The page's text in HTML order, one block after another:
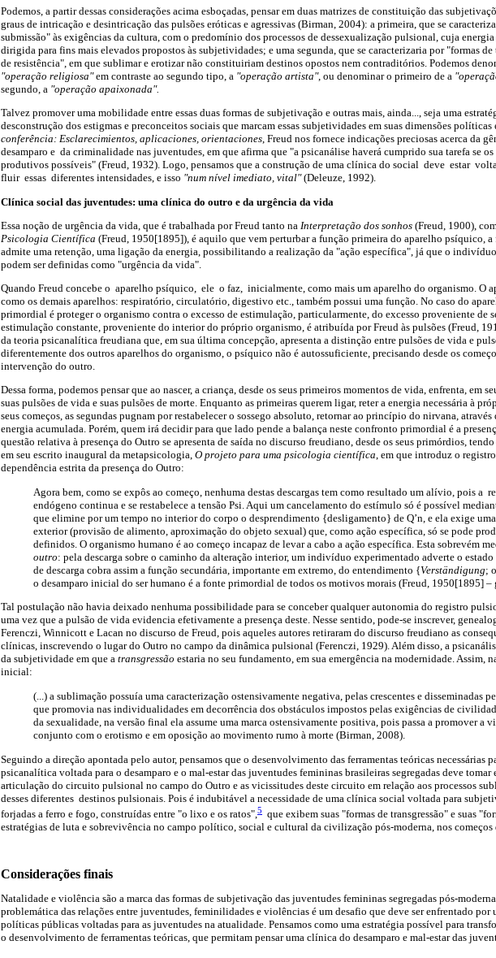
Podemos, a partir dessas considerações acima esboçadas, pensar em duas matrizes de constituição das
graus de intricação e desintricação das pulsões eróticas e agressivas (Birman, 2004): a primeira, que se
submissão" às exigências da cultura, com o predomínio dos processos de dessexualização pulsional, cuja energia
dirigida para fins mais elevados propostos às subjetividades; e uma segunda, que se caracterizaria por "formas
de resistência", em que sublimar e erotizar não constituiriam destinos opostos nem contraditórios. Podemos
"operação religiosa"em contraste ao segundo tipo, a "operação artista", ou denominar o primeiro de a
segundo, a "operação apaixonada".
Talvez promover uma mobilidade entre essas duas formas de subjetivação e outras mais, ainda..., seja uma
desconstrução dos estigmas e preconceitos sociais que marcam essas subjetividades em suas dimensões políticas
conferência: Esclarecimientos, aplicaciones, orientaciones, Freud nos fornece indicações preciosas acerca da
desamparo e da criminalidade nas juventudes, em que afirma que "a psicanálise haverá cumprido sua tarefa se
produtivos possíveis" (Freud, 1932). Logo, pensamos que a construção de uma clínica do social deve estar
fluir essas diferentes intensidades, e isso "num nível imediato, vital"(Deleuze, 1992).
Clínica social das juventudes: uma clínica do outro e da urgência da vida
Essa noção de urgência da vida, que é trabalhada por Freud tanto na Interpretação dos sonhos (Freud, 1900),
Psicologia Científica (Freud, 1950[1895]), é aquilo que vem perturbar a função primeira do aparelho psíquico, a
admite uma retenção, uma ligação da energia, possibilitando a realização da "ação específica", já que o
podem ser definidas como "urgência da vida".
Quando Freud concebe o aparelho psíquico, ele o faz, inicialmente, como mais um aparelho do organismo. O
como os demais aparelhos: respiratório, circulatório, digestivo etc., também possui uma função. No caso do
primordial é proteger o organismo contra o excesso de estimulação, particularmente, do excesso proveniente de
estimulação constante, proveniente do interior do próprio organismo, é atribuída por Freud às pulsões (Freud,
da teoria psicanalítica freudiana que, em sua última concepção, apresenta a distinção entre pulsões de vida e
diferentemente dos outros aparelhos do organismo, o psíquico não é autossuficiente, precisando desde os
intervenção do outro.
Dessa forma, podemos pensar que ao nascer, a criança, desde os seus primeiros momentos de vida, enfrenta, em
suas pulsões de vida e suas pulsões de morte. Enquanto as primeiras querem ligar, reter a energia necessária à
seus começos, as segundas pugnam por restabelecer o sossego absoluto, retornar ao princípio do nirvana, através
energia acumulada. Porém, quem irá decidir para que lado pende a balança neste confronto primordial é a
questão relativa à presença do Outro se apresenta de saída no discurso freudiano, desde os seus primórdios,
em seu escrito inaugural da metapsicologia, O projeto para uma psicologia científica, em que introduz o
dependência estrita da presença do Outro:
Agora bem, como se expôs ao começo, nenhuma destas descargas tem como resultado um alívio, pois a
endógeno continua e se restabelece a tensão Psi. Aqui um cancelamento do estímulo só é possível
que elimine por um tempo no interior do corpo o desprendimento {desligamento} de Q’n, e ela exige
exterior (provisão de alimento, aproximação do objeto sexual) que, como ação específica, só se pode
definidos. O organismo humano é ao começo incapaz de levar a cabo a ação específica. Esta sobrevém
outro: pela descarga sobre o caminho da alteração interior, um indivíduo experimentado adverte o estado
de descarga cobra assim a função secundária, importante em extremo, do entendimento {Verständigung;
o desamparo inicial do ser humano é a fonte primordial de todos os motivos morais (Freud, 1950[1895] –
Tal postulação não havia deixado nenhuma possibilidade para se conceber qualquer autonomia do registro
uma vez que a pulsão de vida evidencia efetivamente a presença deste. Nesse sentido, pode-se inscrever,
Ferenczi, Winnicott e Lacan no discurso de Freud, pois aqueles autores retiraram do discurso freudiano as
clínicas, inscrevendo o lugar do Outro no campo da dinâmica pulsional (Ferenczi, 1929). Além disso, a
da subjetividade em que a transgressão estaria no seu fundamento, em sua emergência na modernidade. Assim,
inicial:
(...) a sublimação possuía uma caracterização ostensivamente negativa, pelas crescentes e disseminadas
que promovia nas individualidades em decorrência dos obstáculos impostos pelas exigências de
da sexualidade, na versão final ela assume uma marca ostensivamente positiva, pois passa a promover a
conjunto com o erotismo e em oposição ao movimento rumo à morte (Birman, 2008).
Seguindo a direção apontada pelo autor, pensamos que o desenvolvimento das ferramentas teóricas necessárias
psicanalítica voltada para o desamparo e o mal-estar das juventudes femininas brasileiras segregadas deve tomar
articulação do circuito pulsional no campo do Outro e as vicissitudes deste circuito em relação aos processos
desses diferentes destinos pulsionais. Pois é indubitável a necessidade de uma clínica social voltada para
forjadas a ferro e fogo, construídas entre "o lixo e os ratos", 5 que exibem suas "formas de transgressão" e suas
estratégias de luta e sobrevivência no campo político, social e cultural da civilização pós-moderna, nos começos
Considerações finais
Natalidade e violência são a marca das formas de subjetivação das juventudes femininas segregadas pós-
problemática das relações entre juventudes, feminilidades e violências é um desafio que deve ser enfrentado por
políticas públicas voltadas para as juventudes na atualidade. Pensamos como uma estratégia possível para
o desenvolvimento de ferramentas teóricas, que permitam pensar uma clínica do desamparo e mal-estar das